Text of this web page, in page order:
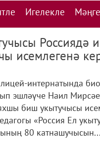
Игелекле
Россиядә
исемлегенә
интернатында
эшләүче Наил
биш укытучысы
«Россия Ел
80 катнашучысын...